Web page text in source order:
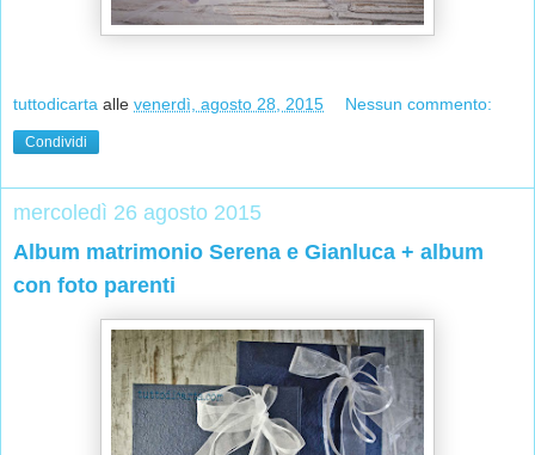
tuttodicarta alle venerdì, agosto 28, 2015 Nessun commento:
Condividi
mercoledì 26 agosto 2015
Album matrimonio Serena e Gianluca + album
con foto parenti